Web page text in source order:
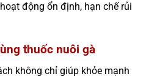
động ổn định, hạn chế rủi
thuốc nuôi gà
không chỉ giúp khỏe mạnh